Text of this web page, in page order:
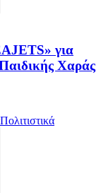
για
Χαράς
Πολιτιστικά